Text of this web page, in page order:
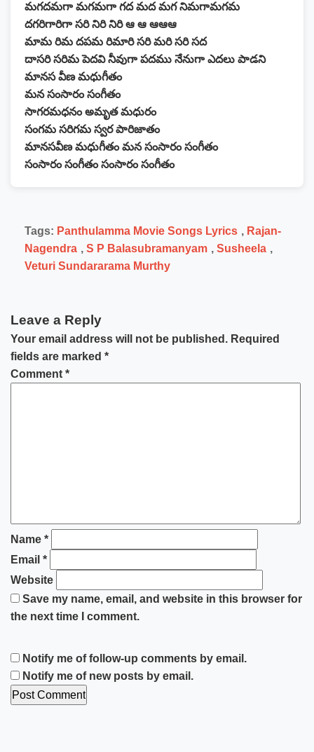
మగదమగా మగమగా గద మద మగ నిమగామగమ
దగరిగారిగా సరి నిరి నిరి ఆ ఆ ఆఆఆ
మామ రిమ దపమ రిమారి సరి మరి సరి సద
దాసరి సరిమ పెదవి నీవుగా పదము నేనుగా ఎదలు పాడని
మానస వీణ మధుగీతం
మన సంసారం సంగీతం
సాగరమధనం అమృత మధురం
సంగమ సరిగమ స్వర పారిజాతం
మానసవీణ మధుగీతం మన సంసారం సంగీతం
సంసారం సంగీతం సంసారం సంగీతం
Tags: Panthulamma Movie Songs Lyrics , Rajan-
Nagendra , S P Balasubramanyam , Susheela ,
Veturi Sundararama Murthy
Leave a Reply
Your email address will not be published. Required
fields are marked *
Comment *
Name *
Email *
Website
Save my name, email, and website in this browser for
the next time I comment.
Notify me of follow-up comments by email.
Notify me of new posts by email.